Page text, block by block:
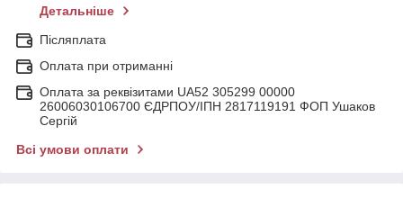
Детальніше
Післяплата
Оплата при отриманні
Оплата за реквізитами UA52 305299 00000
26006030106700 ЄДРПОУ/ІПН 2817119191 ФОП Ушаков
Сергій
Всі умови оплати